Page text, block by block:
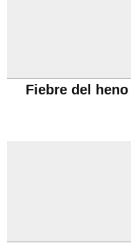
Fiebre del heno